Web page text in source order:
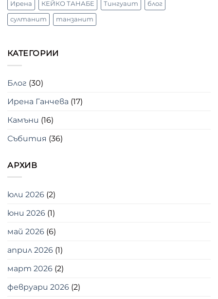
Ирена КЕЙКО ТАНАБЕ Тингуаит блог
султанит танзанит
КАТЕГОРИИ
Блог (30)
Ирена Ганчева (17)
Камъни (16)
Събития (36)
АРХИВ
юли 2026 (2)
юни 2026 (1)
май 2026 (6)
април 2026 (1)
март 2026 (2)
февруари 2026 (2)